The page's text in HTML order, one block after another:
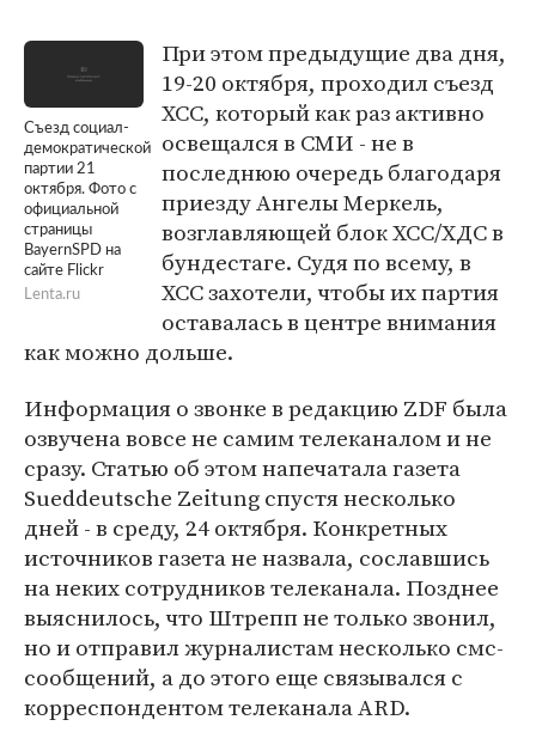
Съезд социал-
демократической
партии 21
октября. Фото с
официальной
страницы
BayernSPD на
сайте Flickr
Lenta.ru
При этом предыдущие два дня,
19-20 октября, проходил съезд
ХСС, который как раз активно
освещался в СМИ - не в
последнюю очередь благодаря
приезду Ангелы Меркель,
возглавляющей блок ХСС/ХДС в
бундестаге. Судя по всему, в
ХСС захотели, чтобы их партия
оставалась в центре внимания
как можно дольше.
Информация о звонке в редакцию ZDF была
озвучена вовсе не самим телеканалом и не
сразу. Статью об этом напечатала газета
Sueddeutsche Zeitung спустя несколько
дней - в среду, 24 октября. Конкретных
источников газета не назвала, сославшись
на неких сотрудников телеканала. Позднее
выяснилось, что Штрепп не только звонил,
но и отправил журналистам несколько смс-
сообщений, а до этого еще связывался с
корреспондентом телеканала ARD.